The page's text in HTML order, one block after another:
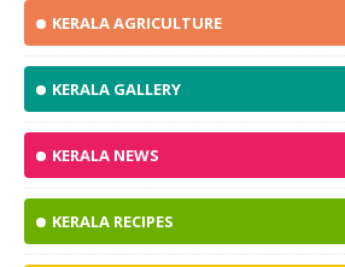
KERALA AGRICULTURE
KERALA GALLERY
KERALA NEWS
KERALA RECIPES